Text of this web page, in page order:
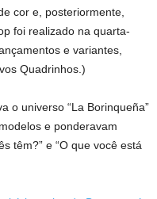
cor e, posteriormente,
foi realizado na quarta-
e variantes,
Quadrinhos.)
o universo “La Borinqueña”
e ponderavam
têm?” e “O que você está